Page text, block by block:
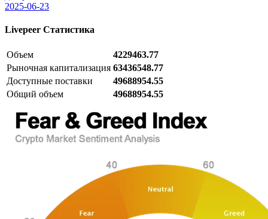
2025-06-23
Livepeer Статистика
Объем
4229463.77
Рыночная капитализация 63436548.77
Доступные поставки
49688954.55
Общий объем
49688954.55